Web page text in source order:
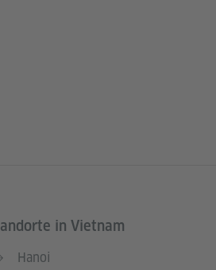
Informationsbereich
in Vietnam
Hanoi